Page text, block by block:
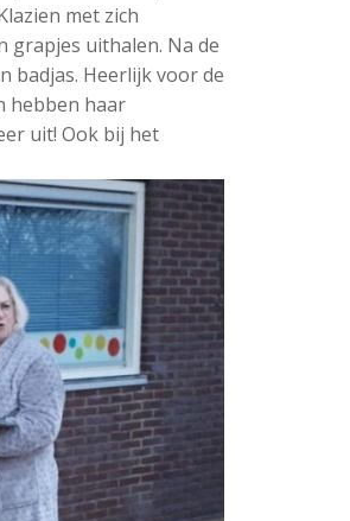
met zich
grapjes uithalen. Na de
badjas. Heerlijk voor de
hebben haar
uit! Ook bij het